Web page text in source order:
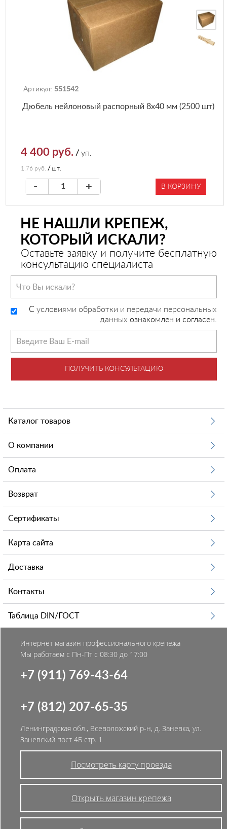
Артикул: 551542
Дюбель нейлоновый распорный 8х40 мм (2500 шт)
4 400 руб. /уп.
1.76 руб. / шт.
- + В КОРЗИНУ
НЕ НАШЛИ КРЕПЕЖ,
КОТОРЫЙ ИСКАЛИ?
Оставьте заявку и получите бесплатную
консультацию специалиста
C условиями обработки и передачи персональных
данных ознакомлен и согласен.
ПОЛУЧИТЬ КОНСУЛЬТАЦИЮ
Каталог товаров
О компании
Оплата
Возврат
Сертификаты
Карта сайта
Доставка
Контакты
Таблица DIN/ГОСТ
Интернет магазин профессионального крепежа
Мы работаем с Пн-Пт с 08:30 до 17:00
+7 (911) 769-43-64
+7 (812) 207-65-35
Ленинградская обл., Всеволожский р-н, д. Заневка, ул.
Заневский пост 4Б стр. 1
Посмотреть карту проезда
Открыть магазин крепежа